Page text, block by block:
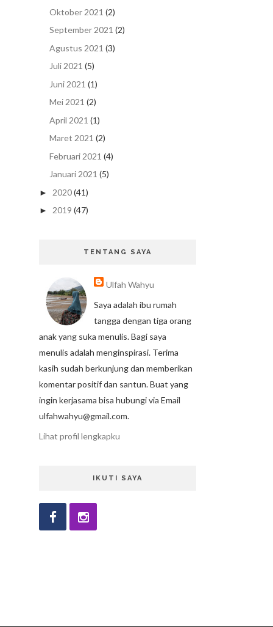
Oktober 2021 (2)
September 2021 (2)
Agustus 2021 (3)
Juli 2021 (5)
Juni 2021 (1)
Mei 2021 (2)
April 2021 (1)
Maret 2021 (2)
Februari 2021 (4)
Januari 2021 (5)
► 2020(41)
► 2019 (47)
TENTANG SAYA
Ulfah Wahyu
Saya adalah ibu rumah
tangga dengan tiga orang
anak yang suka menulis. Bagi saya
menulis adalah menginspirasi. Terima
kasih sudah berkunjung dan memberikan
komentar positif dan santun. Buat yang
ingin kerjasama bisa hubungi via Email
ulfahwahyu@gmail.com.
Lihat profil lengkapku
IKUTI SAYA